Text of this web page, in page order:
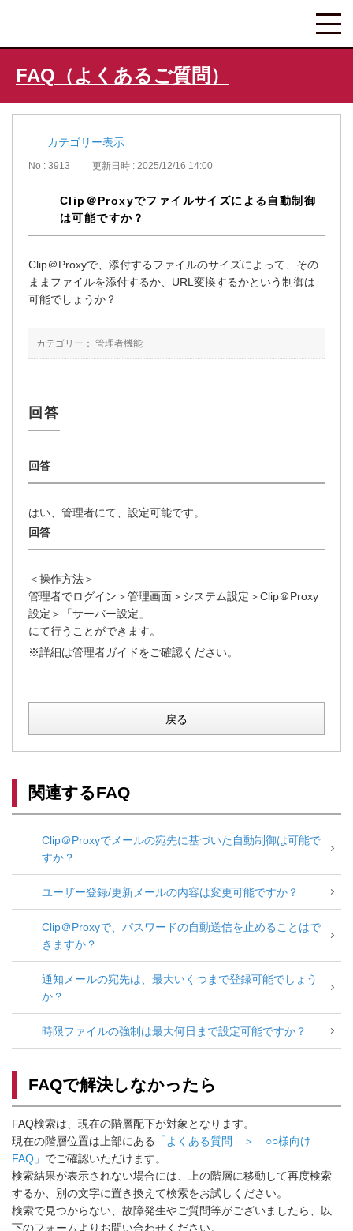
FAQ（よくあるご質問）
カテゴリー表示
No : 3913 更新日時 : 2025/12/16 14:00
Clip＠Proxyでファイルサイズによる自動制御
は可能ですか？
Clip＠Proxyで、添付するファイルのサイズによって、その
ままファイルを添付するか、URL変換するかという制御は
可能でしょうか？
カテゴリー： 管理者機能
はい、管理者にて、設定可能です。
＜操作方法＞
管理者でログイン＞管理画面＞システム設定＞Clip＠Proxy
設定＞「サーバー設定」
にて行うことができます。
※詳細は管理者ガイドをご確認ください。
戻る
関連するFAQ
Clip＠Proxyでメールの宛先に基づいた自動制御は可能で
すか？
ユーザー登録/更新メールの内容は変更可能ですか？
Clip＠Proxyで、パスワードの自動送信を止めることはで
きますか？
通知メールの宛先は、最大いくつまで登録可能でしょう
か？
時限ファイルの強制は最大何日まで設定可能ですか？
FAQで解決しなかったら
FAQ検索は、現在の階層配下が対象となります。
現在の階層位置は上部にある
「よくある質問 ＞ ○○様向け
FAQ」 でご確認いただけます。
検索結果が表示されない場合には、上の階層に移動して再度検索
するか、別の文字に置き換えて検索をお試しください。
検索で見つからない、故障発生やご質問等がございましたら、以
下のフォームよりお問い合わせください。